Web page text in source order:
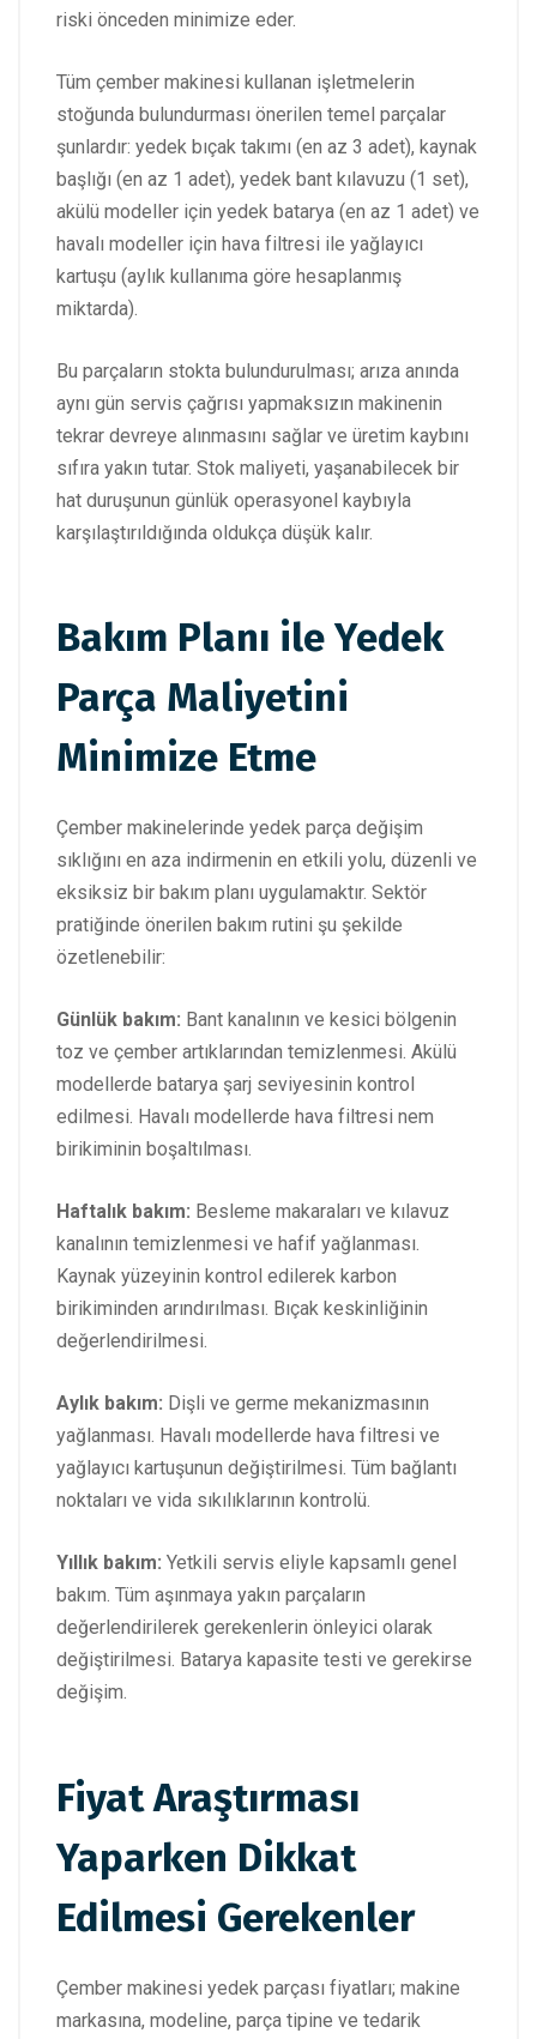
riski önceden minimize eder.
Tüm çember makinesi kullanan işletmelerin
stoğunda bulundurması önerilen temel parçalar
şunlardır: yedek bıçak takımı (en az 3 adet), kaynak
başlığı (en az 1 adet), yedek bant kılavuzu (1 set),
akülü modeller için yedek batarya (en az 1 adet) ve
havalı modeller için hava filtresi ile yağlayıcı
kartuşu (aylık kullanıma göre hesaplanmış
miktarda).
Bu parçaların stokta bulundurulması; arıza anında
aynı gün servis çağrısı yapmaksızın makinenin
tekrar devreye alınmasını sağlar ve üretim kaybını
sıfıra yakın tutar. Stok maliyeti, yaşanabilecek bir
hat duruşunun günlük operasyonel kaybıyla
karşılaştırıldığında oldukça düşük kalır.
Bakım Planı ile Yedek
Parça Maliyetini
Minimize Etme
Çember makinelerinde yedek parça değişim
sıklığını en aza indirmenin en etkili yolu, düzenli ve
eksiksiz bir bakım planı uygulamaktır. Sektör
pratiğinde önerilen bakım rutini şu şekilde
özetlenebilir:
Günlük bakım: Bant kanalının ve kesici bölgenin
toz ve çember artıklarından temizlenmesi. Akülü
modellerde batarya şarj seviyesinin kontrol
edilmesi. Havalı modellerde hava filtresi nem
birikiminin boşaltılması.
Haftalık bakım: Besleme makaraları ve kılavuz
kanalının temizlenmesi ve hafif yağlanması.
Kaynak yüzeyinin kontrol edilerek karbon
birikiminden arındırılması. Bıçak keskinliğinin
değerlendirilmesi.
Aylık bakım: Dişli ve germe mekanizmasının
yağlanması. Havalı modellerde hava filtresi ve
yağlayıcı kartuşunun değiştirilmesi. Tüm bağlantı
noktaları ve vida sıkılıklarının kontrolü.
Yıllık bakım: Yetkili servis eliyle kapsamlı genel
bakım. Tüm aşınmaya yakın parçaların
değerlendirilerek gerekenlerin önleyici olarak
değiştirilmesi. Batarya kapasite testi ve gerekirse
değişim.
Fiyat Araştırması
Yaparken Dikkat
Edilmesi Gerekenler
Çember makinesi yedek parçası fiyatları; makine
markasına, modeline, parça tipine ve tedarik